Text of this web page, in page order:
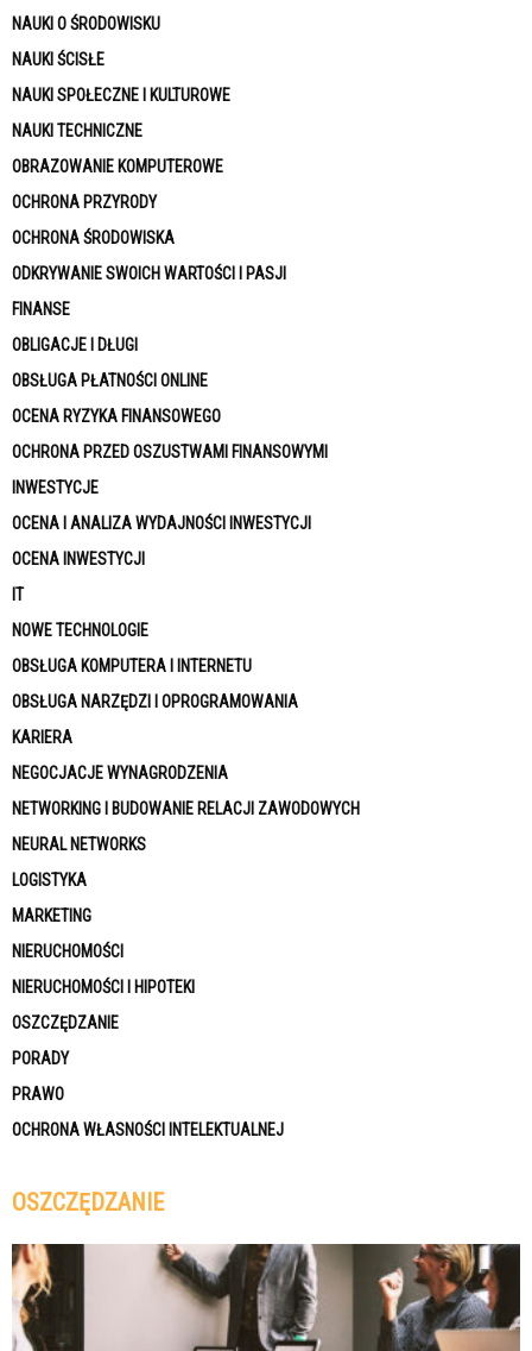
NAUKI O ŚRODOWISKU
NAUKI ŚCISŁE
NAUKI SPOŁECZNE I KULTUROWE
NAUKI TECHNICZNE
OBRAZOWANIE KOMPUTEROWE
OCHRONA PRZYRODY
OCHRONA ŚRODOWISKA
ODKRYWANIE SWOICH WARTOŚCI I PASJI
FINANSE
OBLIGACJE I DŁUGI
OBSŁUGA PŁATNOŚCI ONLINE
OCENA RYZYKA FINANSOWEGO
OCHRONA PRZED OSZUSTWAMI FINANSOWYMI
INWESTYCJE
OCENA I ANALIZA WYDAJNOŚCI INWESTYCJI
OCENA INWESTYCJI
IT
NOWE TECHNOLOGIE
OBSŁUGA KOMPUTERA I INTERNETU
OBSŁUGA NARZĘDZI I OPROGRAMOWANIA
KARIERA
NEGOCJACJE WYNAGRODZENIA
NETWORKING I BUDOWANIE RELACJI ZAWODOWYCH
NEURAL NETWORKS
LOGISTYKA
MARKETING
NIERUCHOMOŚCI
NIERUCHOMOŚCI I HIPOTEKI
OSZCZĘDZANIE
PORADY
PRAWO
OCHRONA WŁASNOŚCI INTELEKTUALNEJ
OSZCZĘDZANIE